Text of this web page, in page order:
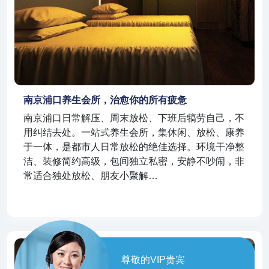
尊敬的VIP贵宾
南京浦口养生会所，治愈你的所有疲惫
南京浦口日常解压、周末放松、下班后犒劳自己，不
用纠结去处。一站式养生会所，集休闲、放松、康养
于一体，是都市人日常放松的绝佳选择。环境干净整
洁、装修简约高级，包间独立私密，安静不吵闹，非
常适合独处放松、朋友小聚解…